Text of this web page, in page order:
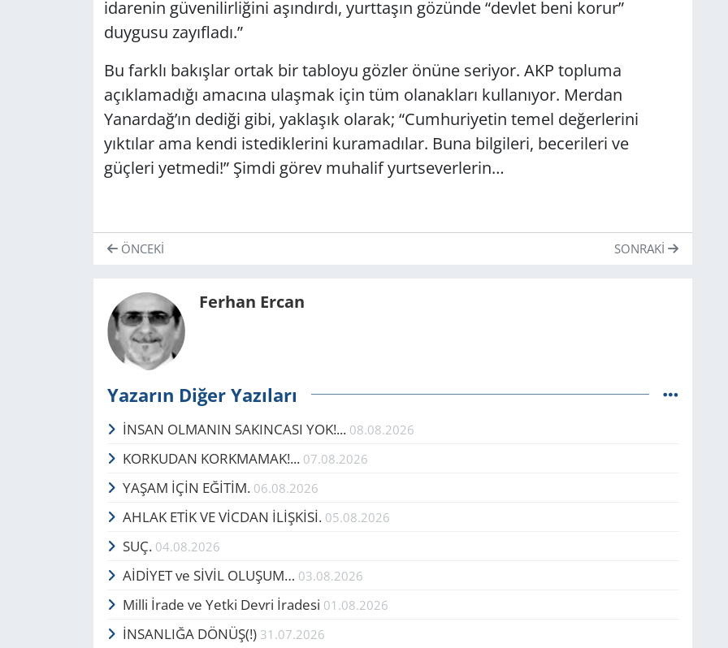
idarenin güvenilirliğini aşındırdı, yurttaşın gözünde “devlet beni korur”
duygusu zayıfladı.”
Bu farklı bakışlar ortak bir tabloyu gözler önüne seriyor. AKP topluma
açıklamadığı amacına ulaşmak için tüm olanakları kullanıyor. Merdan
Yanardağ’ın dediği gibi, yaklaşık olarak; “Cumhuriyetin temel değerlerini
yıktılar ama kendi istediklerini kuramadılar. Buna bilgileri, becerileri ve
güçleri yetmedi!” Şimdi görev muhalif yurtseverlerin…
ÖNCEKI SONRAKI
Ferhan Ercan
Yazarın Diğer Yazıları
İNSAN OLMANIN SAKINCASI YOK!... 08.08.2026
KORKUDAN KORKMAMAK!... 07.08.2026
YAŞAM İÇİN EĞİTİM. 06.08.2026
AHLAK ETİK VE VİCDAN İLİŞKİSİ. 05.08.2026
SUÇ. 04.08.2026
AİDİYET ve SİVİL OLUŞUM… 03.08.2026
Milli İrade ve Yetki Devri İradesi 01.08.2026
İNSANLIĞA DÖNÜŞ(!) 31.07.2026